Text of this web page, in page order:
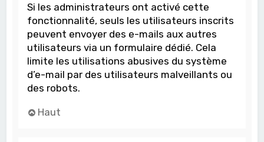
Si les administrateurs ont activé cette
fonctionnalité, seuls les utilisateurs inscrits
peuvent envoyer des e-mails aux autres
utilisateurs via un formulaire dédié. Cela
limite les utilisations abusives du système
d’e-mail par des utilisateurs malveillants ou
des robots.
Haut